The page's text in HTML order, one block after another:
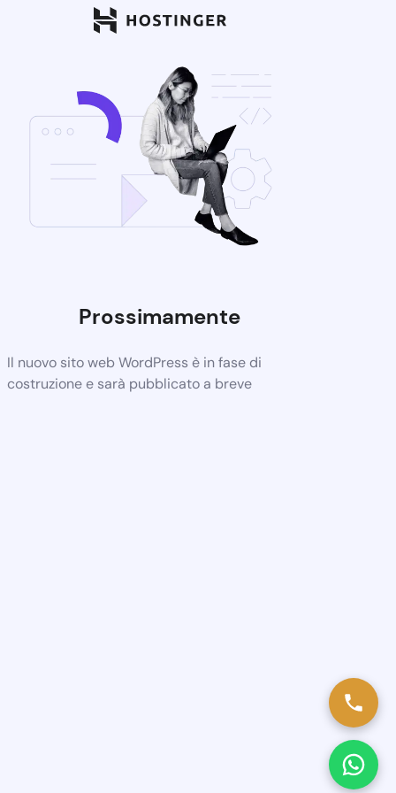
Prossimamente
Il nuovo sito web WordPress è in fase di
costruzione e sarà pubblicato a breve